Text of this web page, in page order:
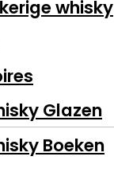
whisky
Glazen
Boeken